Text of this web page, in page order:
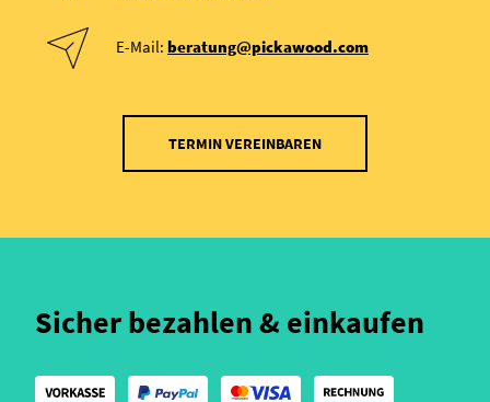
E-Mail: beratung@pickawood.com
TERMIN VEREINBAREN
Sicher bezahlen & einkaufen